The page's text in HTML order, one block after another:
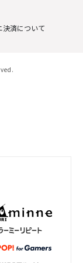
決済について